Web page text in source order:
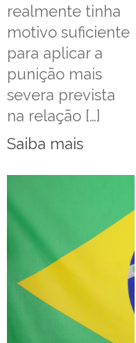
realmente tinha
motivo suficiente
para aplicar a
punição mais
severa prevista
na relação […]
Saiba mais